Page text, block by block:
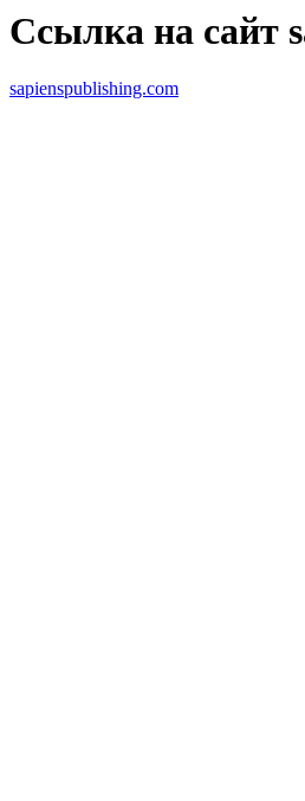
Ссылка на сайт
sapienspublishing.com